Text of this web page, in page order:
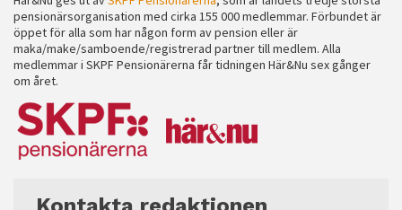
pensionärsorganisation med cirka 155 000 medlemmar. Förbundet är
öppet för alla som har någon form av pension eller är
maka/make/samboende/registrerad partner till medlem. Alla
medlemmar i SKPF Pensionärerna får tidningen Här&Nu sex gånger
om året.